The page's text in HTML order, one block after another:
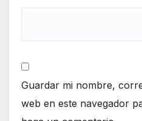
Guardar mi nombre,
web en este navegador